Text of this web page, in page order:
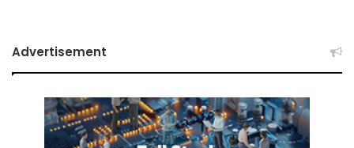
Advertisement